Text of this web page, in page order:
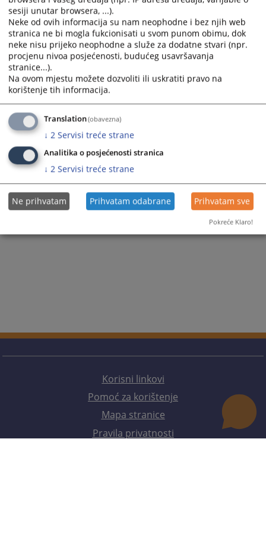
Zahtjev za upis u ZK ured
9234 PREGLEDA
Korisni linkovi
Pomoć za korištenje
Mapa stranice
Pravila privatnosti
sesiji unutar browsera, ...).
Neke od ovih informacija su nam neophodne i bez njih web
stranica ne bi mogla fukcionisati u svom punom obimu, dok
neke nisu prijeko neophodne a služe za dodatne stvari (npr.
procjenu nivoa posjećenosti, budućeg usavršavanja
stranice...).
Na ovom mjestu možete dozvoliti ili uskratiti pravo na
korištenje tih informacija.
Translation(obavezna)
↓ 2 Servisi treće strane
Analitika o posjećenosti stranica
↓ 2 Servisi treće strane
Ne prihvatam Prihvatam odabrane Prihvatam sve
Pokreće Klaro!